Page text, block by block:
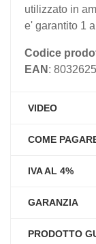
utilizzato in
e' garantito 1
Codice
EAN :
VIDEO
COME
IVA AL 4%
GARANZIA
PRODOTTO